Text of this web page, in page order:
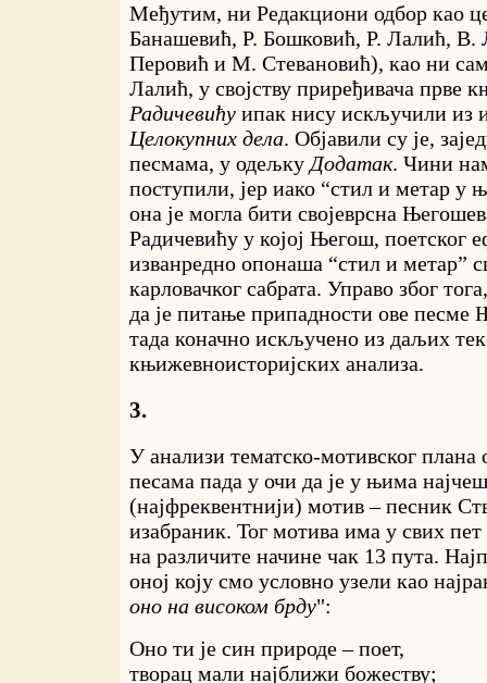
Међутим, ни Редакциони одбор као
Банашевић, Р. Бошковић, Р. Лалић, В.
Перовић и М. Стевановић), као ни
Лалић, у својству приређивача прве
Радичевићу ипак нису искључили из
Целокупних дела. Објавили су је,
песмама, у одељку Додатак. Чини
поступили, јер иако “стил и метар у
она је могла бити својеврсна
Радичевићу у којој Његош, поетског
изванредно опонаша “стил и метар”
карловачког сабрата. Управо због
да је питање припадности ове песме
тада коначно искључено из даљих
књижевноисторијских анализа.
3.
У анализи тематско-мотивског
песама пада у очи да је у њима
(најфреквентнији) мотив – песник
изабраник. Тог мотива има у свих пет
на различите начине чак 13 пута.
оној коју смо условно узели као
оно на високом брду":
Оно ти је син природе – поет,
творац мали најближи божеству;